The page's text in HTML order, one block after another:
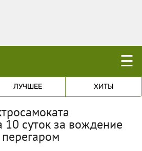
☰
ЛУЧШЕЕ ХИТЫ
10 суток за вождение